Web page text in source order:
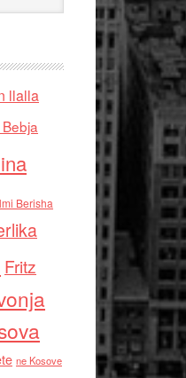
llalla
Berisha
Fritz
ne Kosove